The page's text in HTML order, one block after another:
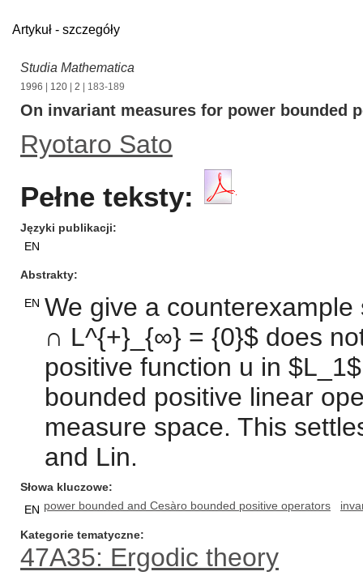
Artykuł - szczegóły
Studia Mathematica
1996 120 2 | 183-189
On invariant measures for power bounded
Ryotaro Sato
Pełne teksty:
Języki publikacji
EN
Abstrakty
EN We give a
∩ L^{+}_{∞} = {0}$ does
positive function u in
bounded positive linear
measure space. This
and Lin.
Słowa kluczowe
EN power bounded and Cesàro bounded positive operators
Kategorie tematyczne
47A35: Ergodic theory